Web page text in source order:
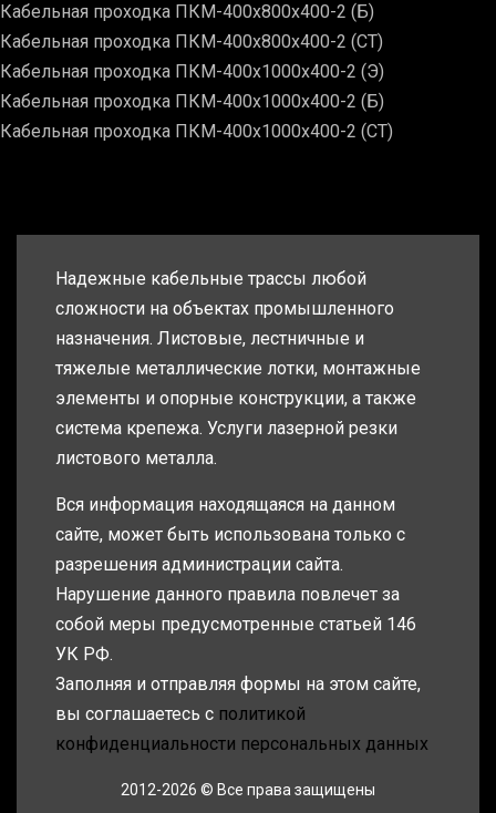
Кабельная проходка ПКМ-400х800х400-2 (Б)
Кабельная проходка ПКМ-400х800х400-2 (СТ)
Кабельная проходка ПКМ-400х1000х400-2 (Э)
Кабельная проходка ПКМ-400х1000х400-2 (Б)
Кабельная проходка ПКМ-400х1000х400-2 (СТ)
Надежные кабельные трассы любой
сложности на объектах промышленного
назначения. Листовые, лестничные и
тяжелые металлические лотки, монтажные
элементы и опорные конструкции, а также
система крепежа. Услуги лазерной резки
листового металла.
Вся информация находящаяся на данном
сайте, может быть использована только с
разрешения администрации сайта.
Нарушение данного правила повлечет за
собой меры предусмотренные статьей 146
УК РФ.
Заполняя и отправляя формы на этом сайте,
вы соглашаетесь с политикой
конфиденциальности персональных данных
2012-2026 © Все права защищены